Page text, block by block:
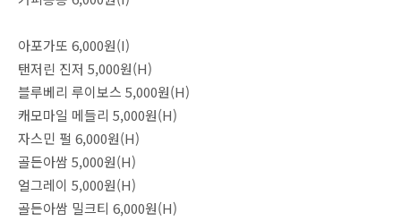
아포가또 6,000원(I)
탠저린 진저 5,000원(H)
블루베리 루이보스 5,000원(H)
캐모마일 메들리 5,000원(H)
자스민 펄 6,000원(H)
골든아쌈 5,000원(H)
얼그레이 5,000원(H)
골든아쌈 밀크티 6,000원(H)